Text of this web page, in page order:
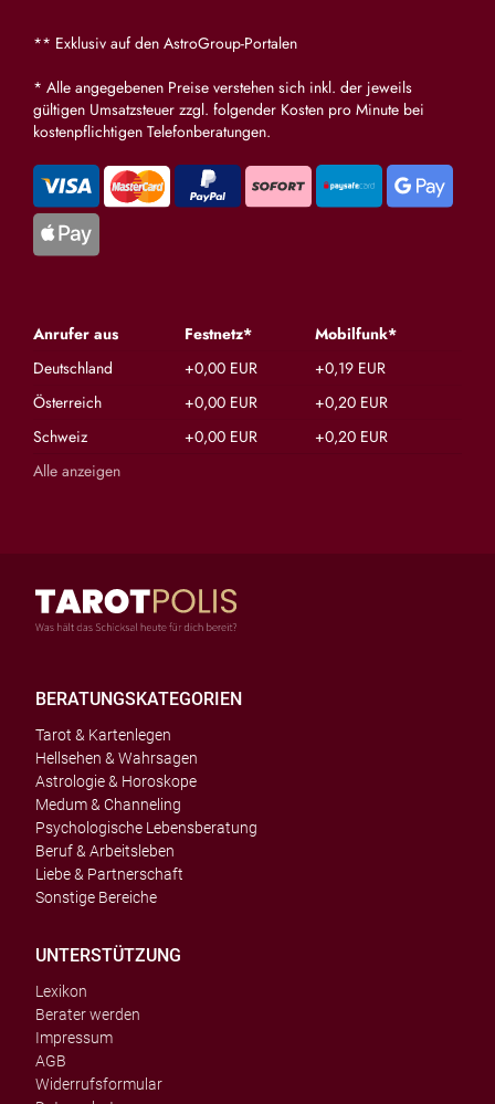
** Exklusiv auf den AstroGroup-Portalen
* Alle angegebenen Preise verstehen sich inkl. der jeweils
gültigen Umsatzsteuer zzgl. folgender Kosten pro Minute bei
kostenpflichtigen Telefonberatungen.
Anrufer aus Festnetz*
Mobilfunk*
Deutschland
+0,00 EUR
+0,19 EUR
Österreich
+0,00 EUR
+0,20 EUR
Schweiz
+0,00 EUR
+0,20 EUR
Alle anzeigen
BERATUNGSKATEGORIEN
Tarot & Kartenlegen
Hellsehen & Wahrsagen
Astrologie & Horoskope
Medum & Channeling
Psychologische Lebensberatung
Beruf & Arbeitsleben
Liebe & Partnerschaft
Sonstige Bereiche
UNTERSTÜTZUNG
Lexikon
Berater werden
Impressum
AGB
Widerrufsformular